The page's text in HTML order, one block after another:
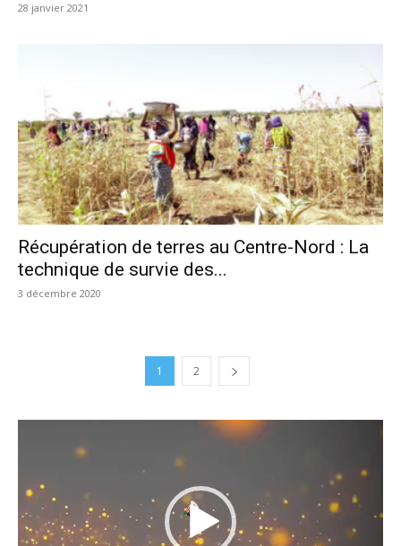
28 janvier 2021
Récupération de terres au Centre-Nord : La
technique de survie des...
3 décembre 2020
1 2